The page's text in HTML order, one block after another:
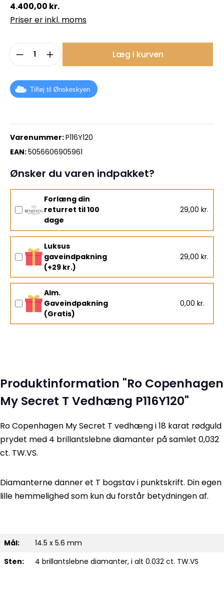
4.400,00 kr.
Priser er inkl. moms
Produktmængde: Indtast det
Læg i kurven
Tilføj til Ønskeskyen
Varenummer:P116Y120
EAN:5056606905961
Ønsker du varen indpakket?
Forlæng din
returret til 100
dage
29,00 kr.
Luksus
gaveindpakning
(+29 kr.)
29,00 kr.
Alm.
Gaveindpakning
(Gratis)
0,00 kr.
Produktinformation "Ro Copenhagen
My Secret T Vedhæng P116Y120"
Ro Copenhagen My Secret T vedhæng i 18 karat rødguld
prydet med 4 brillantslebne diamanter på samlet 0,032
ct. TW.VS.
Diamanterne danner et T bogstav i punktskrift. Din egen
lille hemmelighed som kun du forstår betydningen af.
Mål:
14.5 x 5.6 mm
Sten:
4 brillantslebne diamanter, i alt 0.032 ct. TW.VS